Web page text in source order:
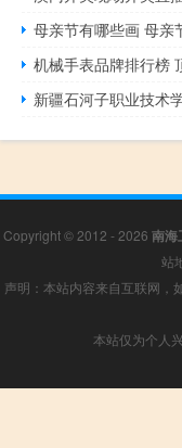
母亲节有哪些画 母亲
机械手表品牌排行榜
新疆石河子职业技术
Copyright © 2012 - 2026 南海
站
声明：本站内容来自互联网，
本站仅为个人